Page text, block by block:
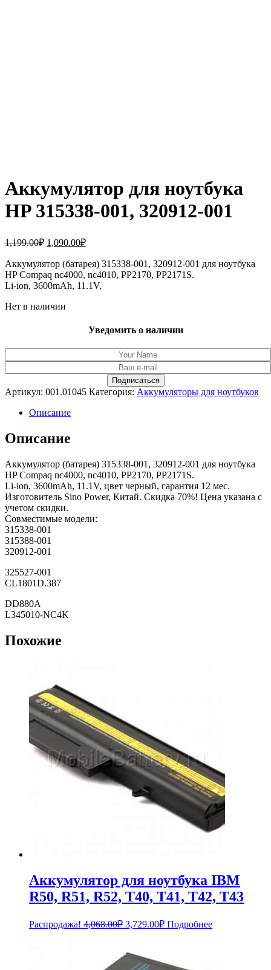
Аккумулятор для ноутбука
HP 315338-001, 320912-001
1,199.00₽ Первоначальная
составляла
1,199.00₽.
1,090.00₽Текущая
1,090.00₽.
Аккумулятор (батарея) 315338-001, 320912-001 для ноутбука
HP Compaq nc4000, nc4010, PP2170, PP2171S.
Li-ion, 3600mAh, 11.1V,
Нет в наличии
Уведомить о наличии
Артикул: 001.01045 Категория: Аккумуляторы для ноутбуков
Описание
Описание
Аккумулятор (батарея) 315338-001, 320912-001 для ноутбука
HP Compaq nc4000, nc4010, PP2170, PP2171S.
Li-ion, 3600mAh, 11.1V, цвет черный, гарантия 12 мес.
Изготовитель Sino Power, Китай. Скидка 70%! Цена указана с
учетом скидки.
Совместимые модели:
315338-001
315388-001
320912-001
325527-001
CL1801D.387
DD880A
L345010-NC4K
Похожие
Аккумулятор для ноутбука IBM
R50, R51, R52, T40, T41, T42, T43
Распродажа! 4,068.00₽ Первоначальная
4,068.00₽.
3,729.00₽Текущая
цена:
Подробнее